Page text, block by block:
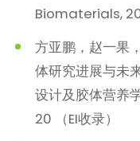
Biomaterials,
方亚鹏，赵一果
体研究进展与未
设计及胶体营养
20 （EI收录）